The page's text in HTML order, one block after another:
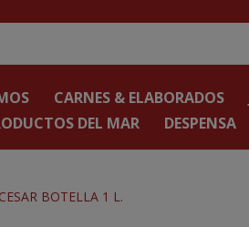
CARNES & ELABORADOS
DEL MAR
DESPENSA
BOTELLA 1 L.